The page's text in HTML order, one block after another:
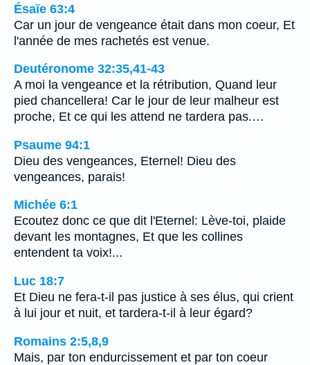
Ésaïe 63:4
Car un jour de vengeance était dans mon coeur, Et
l'année de mes rachetés est venue.
Deutéronome 32:35,41-43
A moi la vengeance et la rétribution, Quand leur
pied chancellera! Car le jour de leur malheur est
proche, Et ce qui les attend ne tardera pas.…
Psaume 94:1
Dieu des vengeances, Eternel! Dieu des
vengeances, parais!
Michée 6:1
Ecoutez donc ce que dit l'Eternel: Lève-toi, plaide
devant les montagnes, Et que les collines
entendent ta voix!...
Luc 18:7
Et Dieu ne fera-t-il pas justice à ses élus, qui crient
à lui jour et nuit, et tardera-t-il à leur égard?
Romains 2:5,8,9
Mais, par ton endurcissement et par ton coeur